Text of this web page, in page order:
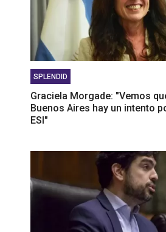
SPLENDID
Graciela Morgade: "Vemos
Buenos Aires hay un intento
ESI"